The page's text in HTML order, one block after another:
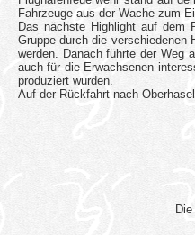
Fahrzeuge aus der Wache zum
Das nächste Highlight auf dem
Gruppe durch die verschiedenen
werden. Danach führte der Weg
auch für die Erwachsenen
produziert wurden.
Auf der Rückfahrt nach